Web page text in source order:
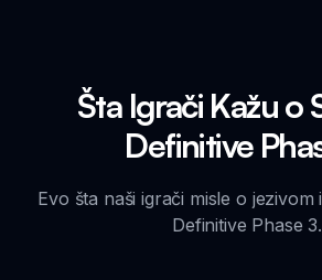
Šta Igrači Kažu o
Definitive
Evo šta naši igrači misle o
Definitive Phase 3.